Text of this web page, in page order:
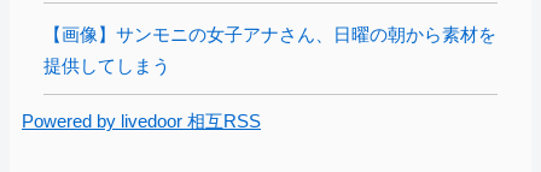
【画像】サンモニの女子アナさん、日曜の朝から素材を
提供してしまう
Powered by livedoor 相互RSS